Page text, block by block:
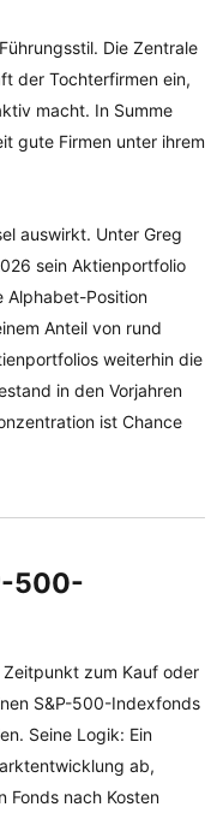
Die Zentrale
der Tochterfirmen ein,
macht. In Summe
gute Firmen unter ihrem
auswirkt. Unter Greg
sein Aktienportfolio
Alphabet-Position
Anteil von rund
weiterhin die
in den Vorjahren
ist Chance
500-
zum Kauf oder
S&P-500-Indexfonds
Seine Logik: Ein
ab,
Fonds nach Kosten